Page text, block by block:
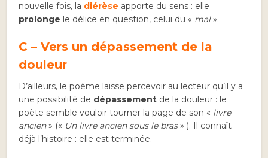
nouvelle fois, la diérèse apporte du sens : elle
prolonge le délice en question, celui du « mal».
C – Vers un dépassement de la
douleur
D’ailleurs, le poème laisse percevoir au lecteur qu’il y a
une possibilité de dépassement de la douleur : le
poète semble vouloir tourner la page de son « livre
ancien» (« Un livre ancien sous le bras» ). Il connaît
déjà l’histoire : elle est terminée.